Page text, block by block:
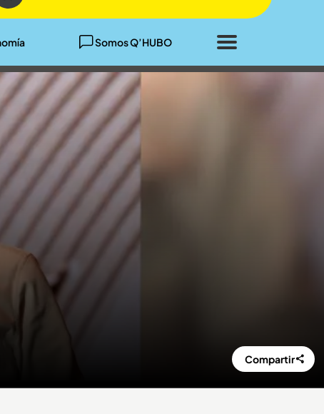
Somos Q’HUBO
Compartir